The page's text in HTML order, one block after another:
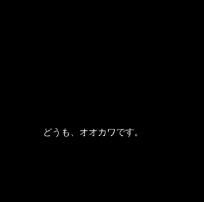
どうも、オオカワです。